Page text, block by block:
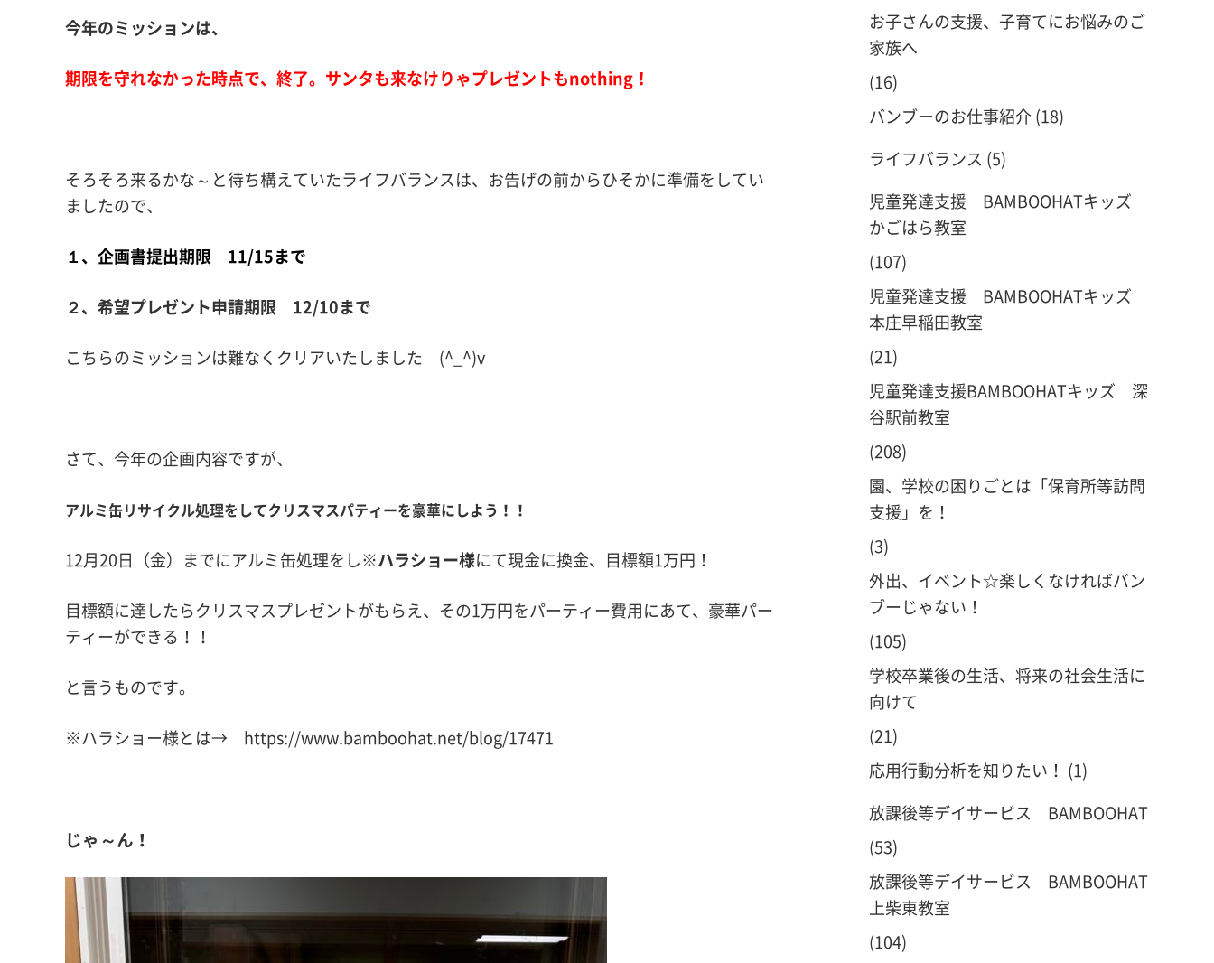
今年のミッションは、
期限を守れなかった時点で、終了。サンタも来なけりゃプレゼントもnothing！
そろそろ来るかな～と待ち構えていたライフバランスは、お告げの前からひそかに準備をしてい
ましたので、
１、企画書提出期限 11/15まで
２、希望プレゼント申請期限 12/10まで
こちらのミッションは難なくクリアいたしました (^_^)v
さて、今年の企画内容ですが、
アルミ缶リサイクル処理をしてクリスマスパティーを豪華にしよう！！
12月20日（金）までにアルミ缶処理をし※ハラショー様にて現金に換金、目標額1万円！
目標額に達したらクリスマスプレゼントがもらえ、その1万円をパーティー費用にあて、豪華パー
ティーができる！！
と言うものです。
※ハラショー様とは→ https://www.bamboohat.net/blog/17471
じゃ～ん！
お子さんの支援、子育てにお悩みのご
家族へ
(16)
バンブーのお仕事紹介(18)
ライフバランス (5)
児童発達支援 BAMBOOHATキッズ
かごはら教室
(107)
児童発達支援 BAMBOOHATキッズ
本庄早稲田教室
(21)
児童発達支援BAMBOOHATキッズ 深
谷駅前教室
(208)
園、学校の困りごとは「保育所等訪問
支援」を！
(3)
外出、イベント☆楽しくなければバン
ブーじゃない！
(105)
学校卒業後の生活、将来の社会生活に
向けて
(21)
応用行動分析を知りたい！ (1)
放課後等デイサービス BAMBOOHAT
(53)
放課後等デイサービス BAMBOOHAT
上柴東教室
(104)